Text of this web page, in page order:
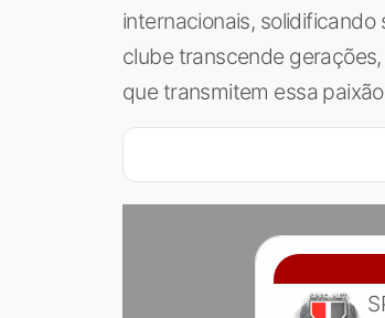
internacionais,
clube transcende
que transmitem essa